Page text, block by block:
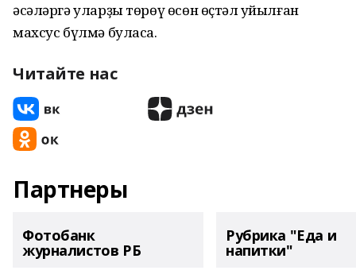
әсәләргә уларҙы төрөү өсөн өҫтәл ҡуйылған
махсус бүлмә буласаҡ.
Читайте нас
Партнеры
Фотобанк
журналистов РБ
Рубрика "Еда и
напитки"